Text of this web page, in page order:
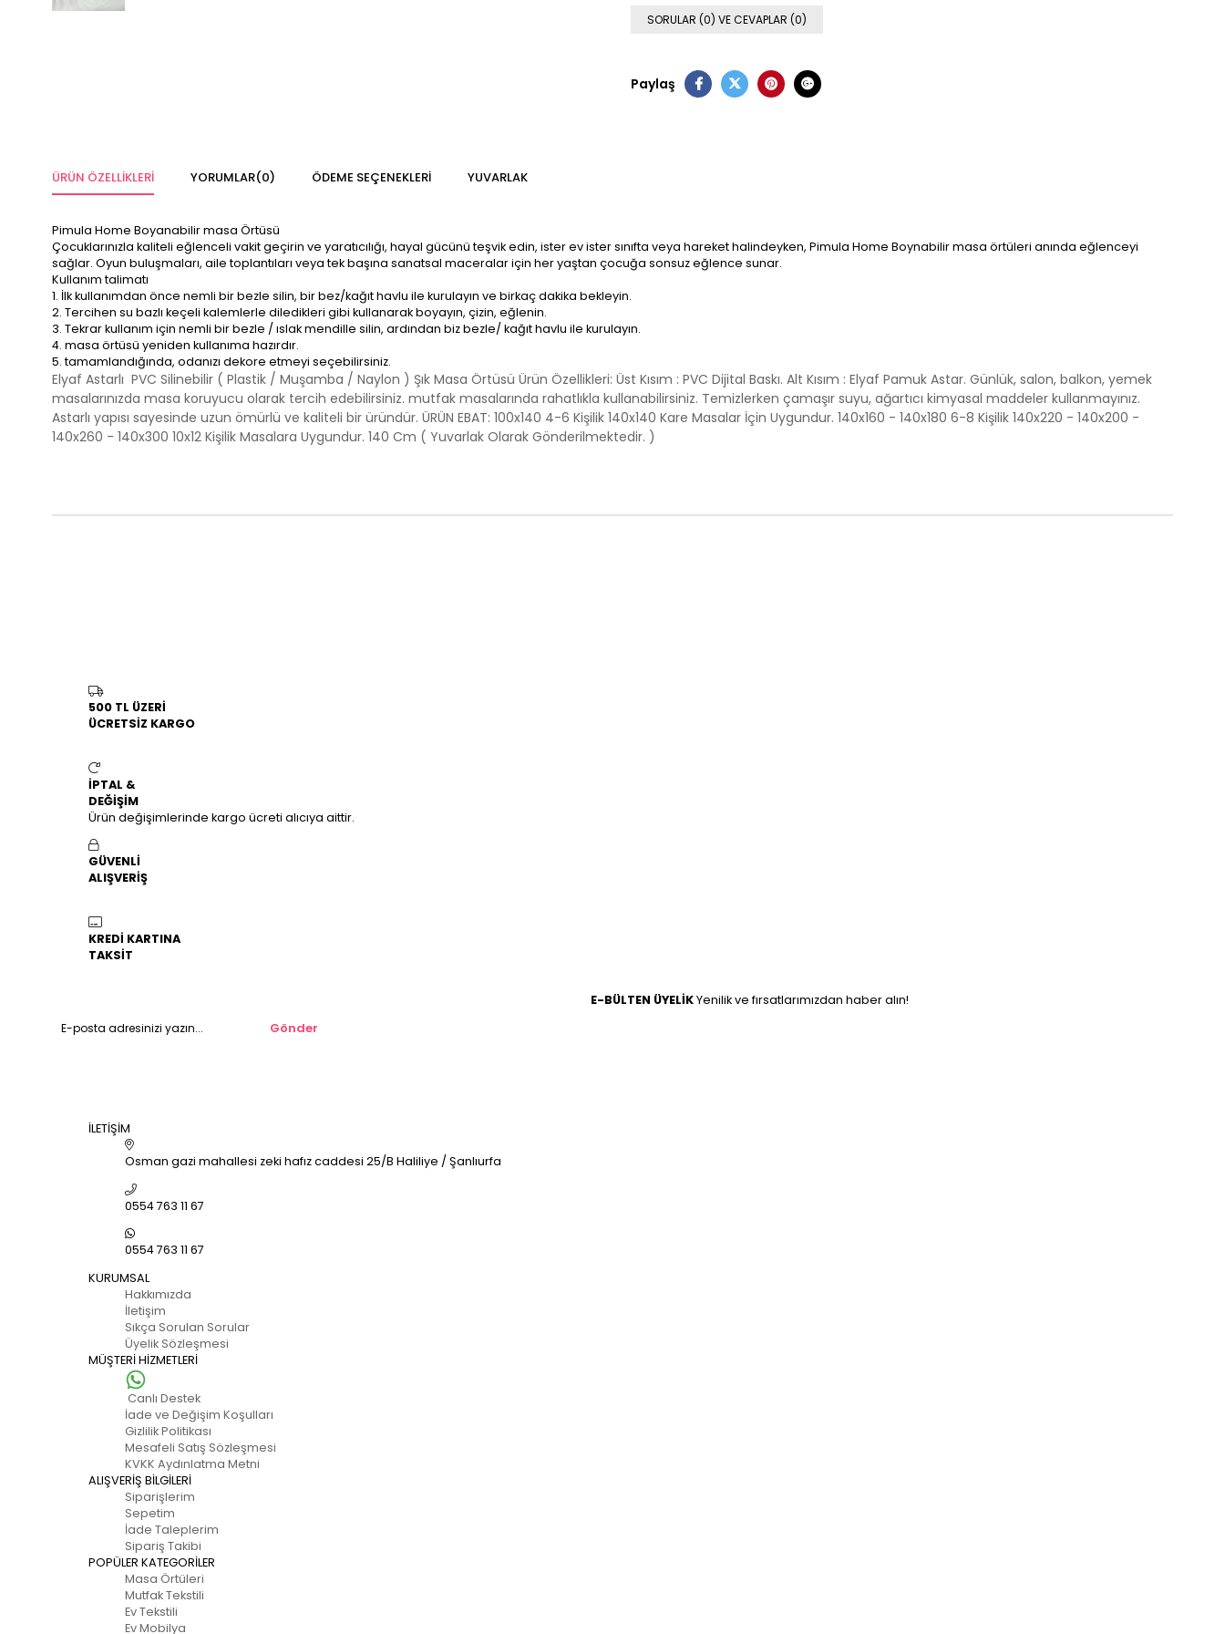
SORULAR (0) VE CEVAPLAR (0)
Paylaş
ÜRÜN ÖZELLIKLERI YORUMLAR(0) ÖDEME SEÇENEKLERI YUVARLAK
Pimula Home Boyanabilir masa Örtüsü
Çocuklarınızla kaliteli eğlenceli vakit geçirin ve yaratıcılığı, hayal gücünü teşvik edin, ister ev ister sınıfta veya hareket halindeyken, Pimula Home Boynabilir masa örtüleri anında eğlenceyi
sağlar. Oyun buluşmaları, aile toplantıları veya tek başına sanatsal maceralar için her yaştan çocuğa sonsuz eğlence sunar.
Kullanım talimatı
1. İlk kullanımdan önce nemli bir bezle silin, bir bez/kağıt havlu ile kurulayın ve birkaç dakika bekleyin.
2. Tercihen su bazlı keçeli kalemlerle diledikleri gibi kullanarak boyayın, çizin, eğlenin.
3. Tekrar kullanım için nemli bir bezle / ıslak mendille silin, ardından biz bezle/ kağıt havlu ile kurulayın.
4. masa örtüsü yeniden kullanıma hazırdır.
5. tamamlandığında, odanızı dekore etmeyi seçebilirsiniz.
Elyaf Astarlı PVC Silinebilir ( Plastik / Muşamba / Naylon ) Şık Masa Örtüsü Ürün Özellikleri: Üst Kısım : PVC Dijital Baskı. Alt Kısım : Elyaf Pamuk Astar. Günlük, salon, balkon, yemek
masalarınızda masa koruyucu olarak tercih edebilirsiniz. mutfak masalarında rahatlıkla kullanabilirsiniz. Temizlerken çamaşır suyu, ağartıcı kimyasal maddeler kullanmayınız.
Astarlı yapısı sayesinde uzun ömürlü ve kaliteli bir üründür. ÜRÜN EBAT: 100x140 4-6 Kişilik 140x140 Kare Masalar İçin Uygundur. 140x160 - 140x180 6-8 Kişilik 140x220 - 140x200 -
140x260 - 140x300 10x12 Kişilik Masalara Uygundur. 140 Cm ( Yuvarlak Olarak Gönderilmektedir. )
500 TL ÜZERİ
ÜCRETSİZ KARGO
İPTAL &
DEĞİŞİM
Ürün değişimlerinde kargo ücreti alıcıya aittir.
GÜVENLİ
ALIŞVERİŞ
KREDİ KARTINA
TAKSİT
E-BÜLTEN ÜYELİK Yenilik ve fırsatlarımızdan haber alın!
Gönder
İLETİŞİM
Osman gazi mahallesi zeki hafız caddesi 25/B Haliliye / Şanlıurfa
0554 763 11 67
0554 763 11 67
KURUMSAL
Hakkımızda
İletişim
Sıkça Sorulan Sorular
Üyelik Sözleşmesi
MÜŞTERİ HİZMETLERİ
Canlı Destek
İade ve Değişim Koşulları
Gizlilik Politikası
Mesafeli Satış Sözleşmesi
KVKK Aydınlatma Metni
ALIŞVERİŞ BİLGİLERİ
Siparişlerim
Sepetim
İade Taleplerim
Sipariş Takibi
POPÜLER KATEGORİLER
Masa Örtüleri
Mutfak Tekstili
Ev Tekstili
Ev Mobilya